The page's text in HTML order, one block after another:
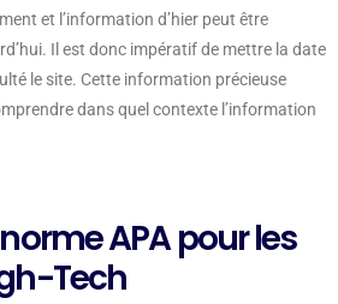
et l’information d’hier peut être
Il est donc impératif de mettre la date
le site. Cette information précieuse
dans quel contexte l’information
APA pour les
Tech